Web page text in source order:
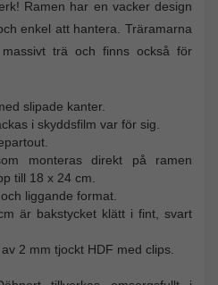
Ramen har en vacker design
enkel att hantera. Träramarna
trä och finns också för
slipade kanter.
i skyddsfilm var för sig.
monteras direkt på ramen
till 18 x 24 cm.
liggande format.
är bakstycket klätt i fint, svart
2 mm tjockt HDF med clips.